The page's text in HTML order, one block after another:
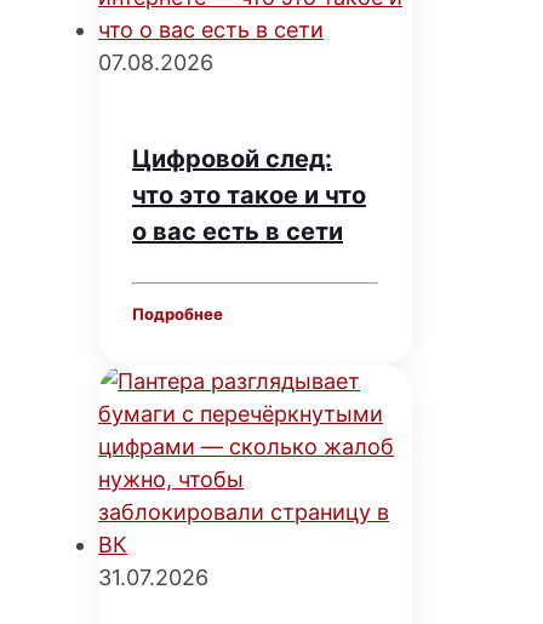
07.08.2026
Цифровой след:
что это такое и что
о вас есть в сети
Подробнее
31.07.2026